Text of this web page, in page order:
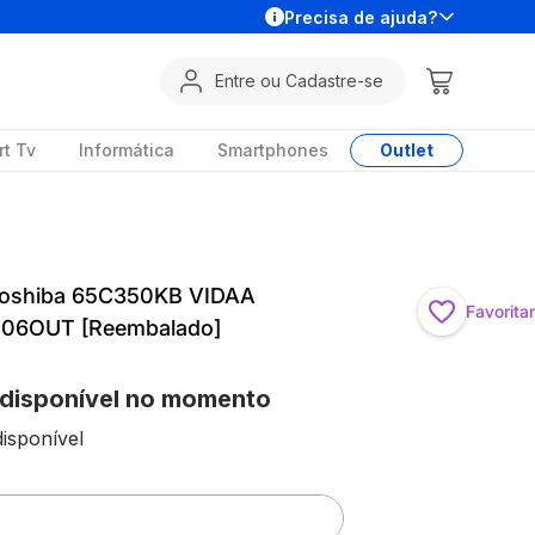
Precisa de ajuda?
Entre ou Cadastre-se
Tv Informática Smartphones Outlet
65C350KB VIDAA
[Reembalado]
Favoritar
no momento